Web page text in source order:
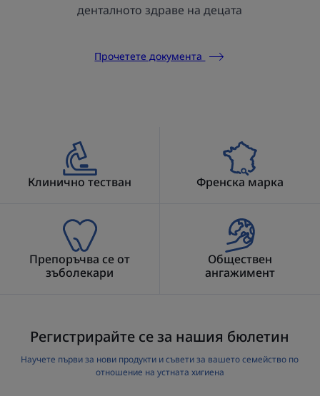
денталното здраве на децата
Прочетете документа
Клинично тестван Френска марка
Препоръчва се от
зъболекари
Обществен
ангажимент
Регистрирайте се за нашия бюлетин
Научете първи за нови продукти и съвети за вашето семейство по
отношение на устната хигиена